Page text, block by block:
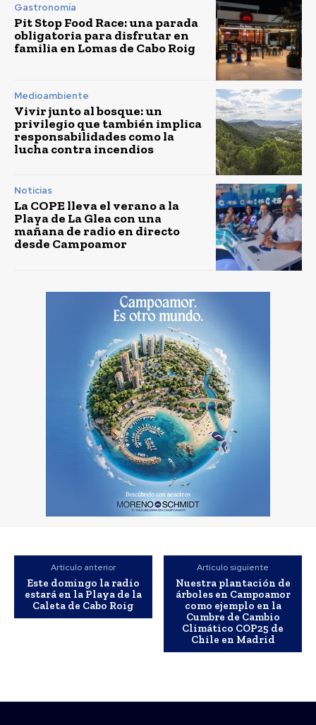
Gastronomía
Pit Stop Food Race: una parada
obligatoria para disfrutar en
familia en Lomas de Cabo Roig
Medioambiente
Vivir junto al bosque: un
privilegio que también implica
responsabilidades como la
lucha contra incendios
Noticias
La COPE lleva el verano a la
Playa de La Glea con una
mañana de radio en directo
desde Campoamor
Artículo anterior
Este domingo la radio
estará en la Playa de la
Caleta de Cabo Roig
Artículo siguiente
Nuestra plantación de
árboles en Campoamor
como ejemplo en la
Cumbre de Cambio
Climático COP25 de
Chile en Madrid